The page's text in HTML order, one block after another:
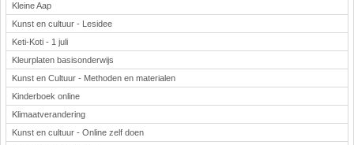
Kleine Aap
Kunst en cultuur - Lesidee
Keti-Koti - 1 juli
Kleurplaten basisonderwijs
Kunst en Cultuur - Methoden en materialen
Kinderboek online
Klimaatverandering
Kunst en cultuur - Online zelf doen